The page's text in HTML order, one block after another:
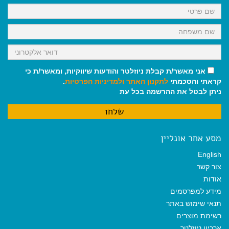
k
p
m
אני מאשר/ת קבלת ניוזלטר והודעות שיווקיות, ומאשר/ת כי
קראתי והסכמתי לתקנון האתר ולמדיניות הפרטיות.
ניתן לבטל את ההרשמה בכל עת
מסע אחר אונליין
English
צור קשר
אודות
מידע למפרסמים
תנאי שימוש באתר
רשימת מוצרים